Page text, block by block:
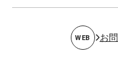
WEB お